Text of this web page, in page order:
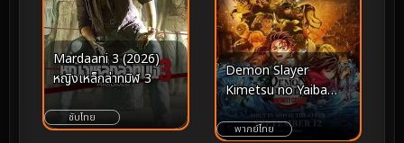
Mardaani 3 (2026)
หญิงเหล็กล่าทมิฬ 3
ซับไทย
Demon Slayer
Kimetsu no Yaiba
Infinity Castle (2025)
ดาบพิฆาตอสูร ภาค
พากย์ไทย